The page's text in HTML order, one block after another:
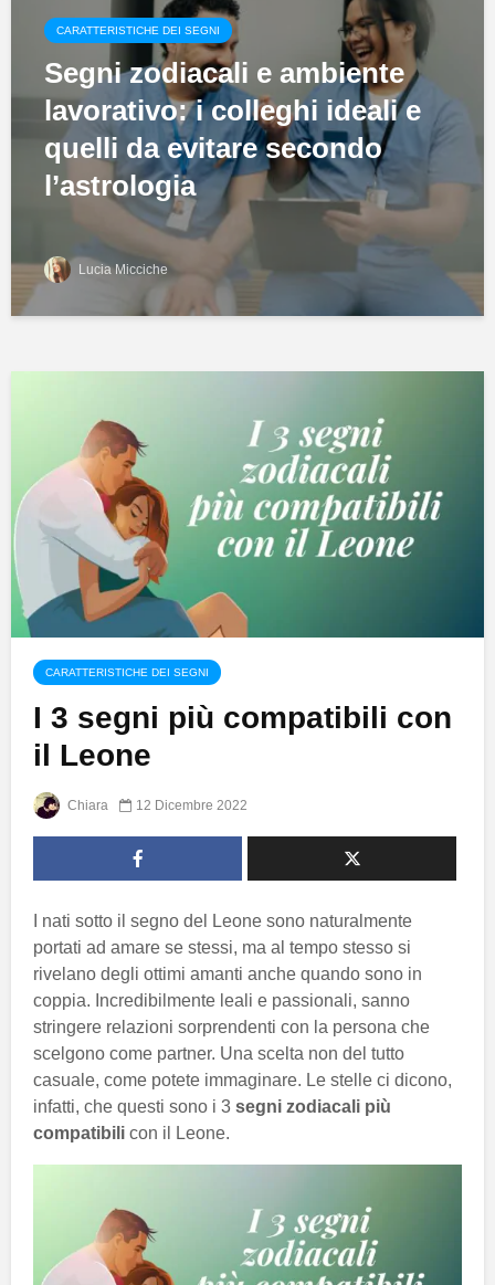
CARATTERISTICHE DEI SEGNI
Segni zodiacali e ambiente
lavorativo: i colleghi ideali e
quelli da evitare secondo
l’astrologia
Lucia Micciche
CARATTERISTICHE DEI SEGNI
I 3 segni più compatibili con
il Leone
Chiara 12 Dicembre 2022
I nati sotto il segno del Leone sono naturalmente
portati ad amare se stessi, ma al tempo stesso si
rivelano degli ottimi amanti anche quando sono in
coppia. Incredibilmente leali e passionali, sanno
stringere relazioni sorprendenti con la persona che
scelgono come partner. Una scelta non del tutto
casuale, come potete immaginare. Le stelle ci dicono,
infatti, che questi sono i 3 segni zodiacali più
compatibili con il Leone.